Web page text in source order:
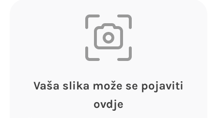
Vaša slika može se pojaviti
ovdje